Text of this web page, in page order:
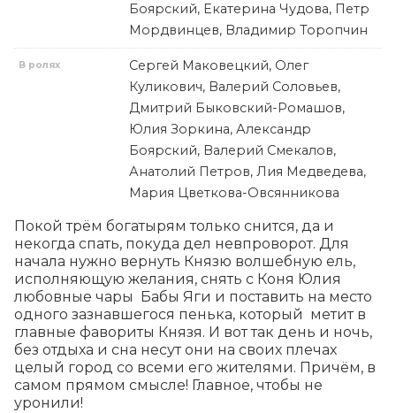
Боярский, Екатерина Чудова, Петр
Мордвинцев, Владимир Торопчин
В ролях
Сергей Маковецкий, Олег
Куликович, Валерий Соловьев,
Дмитрий Быковский-Ромашов,
Юлия Зоркина, Александр
Боярский, Валерий Смекалов,
Анатолий Петров, Лия Медведева,
Мария Цветкова-Овсянникова
Покой трём богатырям только снится, да и
некогда спать, покуда дел невпроворот. Для
начала нужно вернуть Князю волшебную ель,
исполняющую желания, снять с Коня Юлия
любовные чары  Бабы Яги и поставить на место
одного зазнавшегося пенька, который  метит в
главные фавориты Князя. И вот так день и ночь,
без отдыха и сна несут они на своих плечах
целый город со всеми его жителями. Причём, в
самом прямом смысле! Главное, чтобы не
уронили!